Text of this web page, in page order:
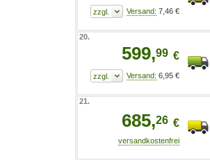
7,46 €
20.
599,99 €
6,95 €
21.
685,26 €